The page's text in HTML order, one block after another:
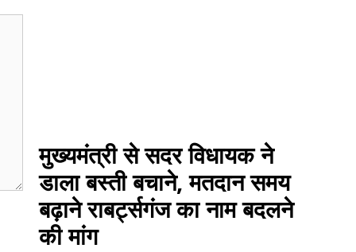
मुख्यमंत्री से सदर विधायक ने
डाला बस्ती बचाने, मतदान समय
बढ़ाने राबर्ट्सगंज का नाम बदलने
की मांग